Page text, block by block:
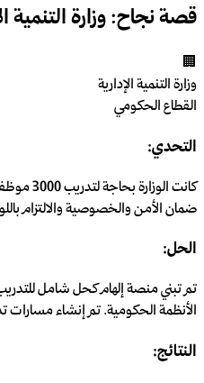
قصة نجاح: وزارة التنمية
🏢
وزارة التنمية الإدارية
القطاع الحكومي
التحدي:
كانت
ضمان الأمن والخصوصية والالتزام
الحل:
تم تبني منصة إلهام كحل شامل
الأنظمة الحكومية. تم إنشاء
النتائج: